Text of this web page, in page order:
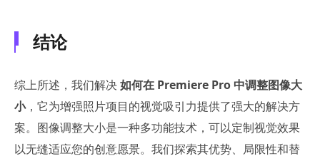
结论
综上所述，我们解决如何在 Premiere Pro 中调整图像大
小，它为增强照片项目的视觉吸引力提供了强大的解决方
案。图像调整大小是一种多功能技术，可以定制视觉效果
以无缝适应您的创意愿景。我们探索其优势、局限性和替